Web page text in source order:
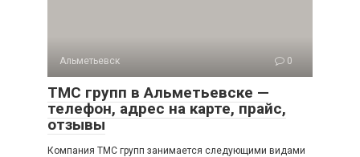
Альметьевск 0
ТМС групп в Альметьевске —
телефон, адрес на карте, прайс,
отзывы
Компания ТМС групп занимается следующими видами